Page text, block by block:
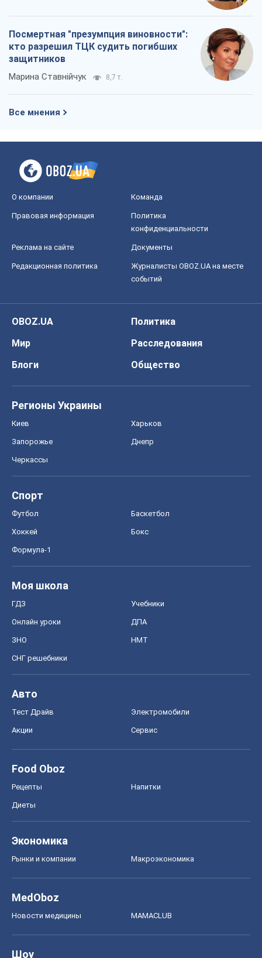
Посмертная "презумпция виновности":
кто разрешил ТЦК судить погибших
защитников
Марина Ставнійчук 8,7 т.
Все мнения
О компании Команда
Правовая информация
Политика
конфиденциальности
Реклама на сайте Документы
Редакционная политика
Журналисты OBOZ.UA на месте
событий
OBOZ.UA
Политика
Мир
Расследования
Блоги
Общество
Регионы Украины
Киев Харьков
Запорожье Днепр
Черкассы
Спорт
Футбол Баскетбол
Хоккей Бокс
Формула-1
Моя школа
ГДЗ Учебники
Онлайн уроки ДПА
ЗНО НМТ
СНГ решебники
Авто
Тест Драйв Электромобили
Акции Сервис
Food Oboz
Рецепты Напитки
Диеты
Экономика
Рынки и компании Mакроэкономика
MedOboz
Новости медицины MAMACLUB
Шоу